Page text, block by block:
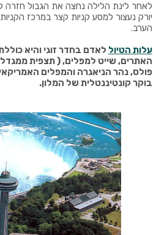
לאחר לינת הלילה נחצה את הגבול חזרה
יורק נעצור למסע קניות קצר במרכז הקניות
הערב.
עלות הטיול לאדם בחדר זוגי והיא
האתרים, שייט למפלים, ( תצפית ממגדל
פולס, נהר הניאגרה והמפלים
בוקר קונטיננטלית של המלון.